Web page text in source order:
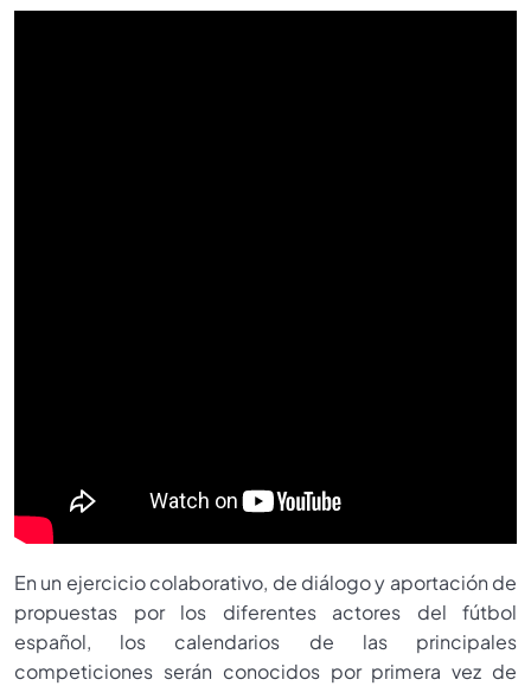
En un ejercicio colaborativo, de diálogo y aportación de
propuestas por los diferentes actores del fútbol
español, los calendarios de las principales
competiciones serán conocidos por primera vez de